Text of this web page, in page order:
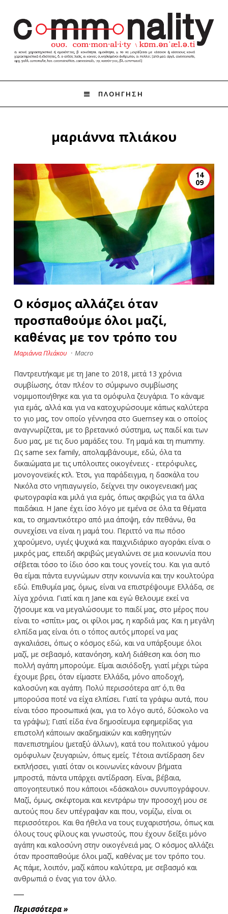
ΠΛΟΗΓΗΣΗ
μαριάννα πλιάκου
14
09
Ο κόσμος αλλάζει όταν
προσπαθούμε όλοι μαζί,
καθένας με τον τρόπο του
Μαριάννα Πλιάκου · Macro
Παντρευτήκαμε με τη Jane το 2018, μετά 13 χρόνια
συμβίωσης, όταν πλέον το σύμφωνο συμβίωσης
νομιμοποιήθηκε και για τα ομόφυλα ζευγάρια. Το κάναμε
για εμάς, αλλά και για να κατοχυρώσουμε κάπως καλύτερα
το γιο μας, τον οποίο γέννησα στο Guernsey και ο οποίος
αναγνωρίζεται, με το βρετανικό σύστημα, ως παιδί και των
δυο μας, με τις δυο μαμάδες του. Τη μαμά και τη mummy.
Ως same sex family, απολαμβάνουμε, εδώ, όλα τα
δικαιώματα με τις υπόλοιπες οικογένειες - ετερόφυλες,
μονογονεϊκές κτλ. Έτσι, για παράδειγμα, η δασκάλα του
Νικόλα στο νηπιαγωγείο, δείχνει την οικογενειακή μας
φωτογραφία και μιλά για εμάς, όπως ακριβώς για τα άλλα
παιδάκια. Η Jane έχει ίσο λόγο με εμένα σε όλα τα θέματα
και, το σημαντικότερο από μια άποψη, εάν πεθάνω, θα
συνεχίσει να είναι η μαμά του. Περιττό να πω πόσο
χαρούμενο, υγιές ψυχικά και παιχνιδιάρικο αγοράκι είναι ο
μικρός μας, επειδή ακριβώς μεγαλώνει σε μια κοινωνία που
σέβεται τόσο το ίδιο όσο και τους γονείς του. Και για αυτό
θα είμαι πάντα ευγνώμων στην κοινωνία και την κουλτούρα
εδώ. Επιθυμία μας, όμως, είναι να επιστρέψουμε Ελλάδα, σε
λίγα χρόνια. Γιατί και η Jane και εγώ θελουμε εκεί να
ζήσουμε και να μεγαλώσουμε το παιδί μας, στο μέρος που
είναι το «σπίτι» μας, οι φίλοι μας, η καρδιά μας. Και η μεγάλη
ελπίδα μας είναι ότι ο τόπος αυτός μπορεί να μας
αγκαλιάσει, όπως ο κόσμος εδώ, και να υπάρξουμε όλοι
μαζί, με σεβασμό, κατανόηση, καλή διάθεση και όση πιο
πολλή αγάπη μπορούμε. Είμαι αισιόδοξη, γιατί μέχρι τώρα
έχουμε βρει, όταν είμαστε Ελλάδα, μόνο αποδοχή,
καλοσύνη και αγάπη. Πολύ περισσότερα απ’ ό,τι θα
μπορούσα ποτέ να είχα ελπίσει. Γιατί τα γράφω αυτά, που
είναι τόσο προσωπικά (και, για το λόγο αυτό, δύσκολο να
τα γράψω); Γιατί είδα ένα δημοσίευμα εφημερίδας για
επιστολή κάποιων ακαδημαϊκών και καθηγητών
πανεπιστημίου (μεταξύ άλλων), κατά του πολιτικού γάμου
ομόφυλων ζευγαριών, όπως εμείς. Τέτοια αντίδραση δεν
εκπλήσσει, γιατί όταν οι κοινωνίες κάνουν βήματα
μπροστά, πάντα υπάρχει αντίδραση. Είναι, βέβαια,
απογοητευτικό που κάποιοι «δάσκαλοι» συνυπογράφουν.
Μαζί, όμως, σκέφτομαι και κεντράρω την προσοχή μου σε
αυτούς που δεν υπέγραψαν και που, νομίζω, είναι οι
περισσότεροι. Και θα ήθελα να τους ευχαριστήσω, όπως και
όλους τους φίλους και γνωστούς, που έχουν δείξει μόνο
αγάπη και καλοσύνη στην οικογένειά μας. Ο κόσμος αλλάζει
όταν προσπαθούμε όλοι μαζί, καθένας με τον τρόπο του.
Ας πάμε, λοιπόν, μαζί κάπου καλύτερα, με σεβασμό και
ανθρωπιά ο ένας για τον άλλο.
Περισσότερα »